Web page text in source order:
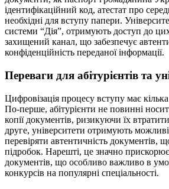
ідентифікаційний код, атестат про
необхідні для вступу папери.
системи “Дія”, отримують доступ до
захищений канал, що забезпечує
конфіденційність переданої інформації.
Переваги для абітурієнтів та
Цифровізація процесу вступу має
По-перше, абітурієнти не повинні
копії документів, ризикуючи їх
друге, університети отримують
перевіряти автентичність документів,
підробок. Нарешті, це значно
документів, що особливо важливо в
конкурсів на популярні спеціальності.